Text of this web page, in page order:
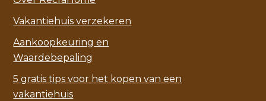
Vakantiehuis verzekeren
Aankoopkeuring en
Waardebepaling
5 gratis tips voor het kopen van een
vakantiehuis